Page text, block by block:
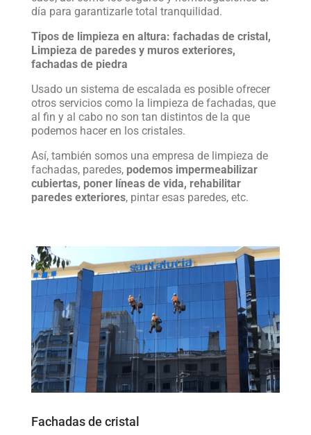
día para garantizarle total tranquilidad.
Tipos de limpieza en altura: fachadas de cristal,
Limpieza de paredes y muros exteriores,
fachadas de piedra
Usado un sistema de escalada es posible ofrecer
otros servicios como la limpieza de fachadas, que
al fin y al cabo no son tan distintos de la que
podemos hacer en los cristales.
Así, también somos una empresa de limpieza de
fachadas, paredes, podemos impermeabilizar
cubiertas, poner líneas de vida, rehabilitar
paredes exteriores, pintar esas paredes, etc.
Fachadas de cristal